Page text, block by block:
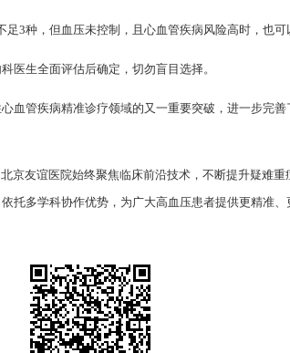
3种，但血压未控制，且心血管疾病风险高时，也可
医生全面评估后确定，切勿盲目选择。
血管疾病精准诊疗领域的又一重要突破，进一步完
友谊医院始终聚焦临床前沿技术，不断提升疑难重
托多学科协作优势，为广大高血压患者提供更精准